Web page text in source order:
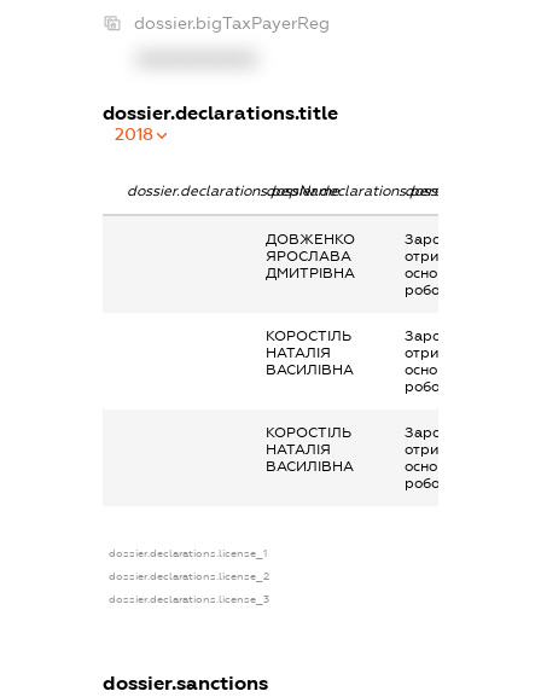
dossier.bigTaxPayerReg
dossier.declarations.title
2018
dossier.declarations.pepNamedossier.declarations.personName
ДОВЖЕНКО
ЯРОСЛАВА
ДМИТРІВНА
Заробітна плата
отримана за
основним місцем
роботи
КОРОСТІЛЬ
НАТАЛІЯ
ВАСИЛІВНА
Заробітна плата
отримана за
основним місцем
роботи
КОРОСТІЛЬ
НАТАЛІЯ
ВАСИЛІВНА
Заробітна плата
отримана за
основним місцем
роботи
dossier.declarations.license_1
dossier.declarations.license_2
dossier.declarations.license_3
dossier.sanctions